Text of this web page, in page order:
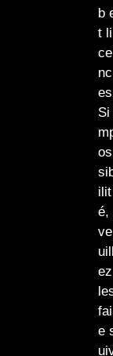
b
t li
ce
nc
Si
os
ilit
é,
ve
uill
ez
e